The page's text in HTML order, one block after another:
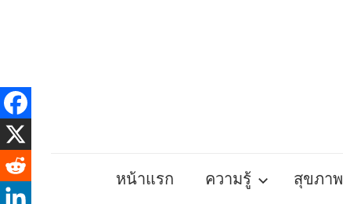
หน้าแรก ความรู้ สุขภาพ